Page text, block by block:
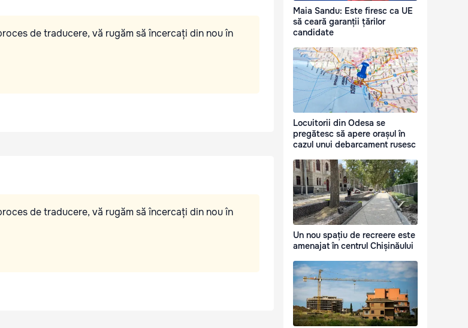
de traducere, vă rugăm să încercați din nou în
de traducere, vă rugăm să încercați din nou în
Maia Sandu: Este firesc ca UE
să ceară garanții țărilor
candidate
Locuitorii din Odesa se
pregătesc să apere orașul în
cazul unui debarcament rusesc
Un nou spațiu de recreere este
amenajat în centrul Chișinăului